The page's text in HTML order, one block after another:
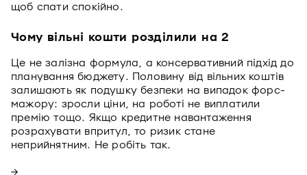
щоб спати спокійно.
Чому вільні кошти розділили на 2
Це не залізна формула, а консервативний підхід до
планування бюджету. Половину від вільних коштів
залишають як подушку безпеки на випадок форс-
мажору: зросли ціни, на роботі не виплатили
премію тощо. Якщо кредитне навантаження
розрахувати впритул, то ризик стане
неприйнятним. Не робіть так.
→